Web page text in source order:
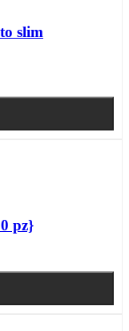
slim
pz}